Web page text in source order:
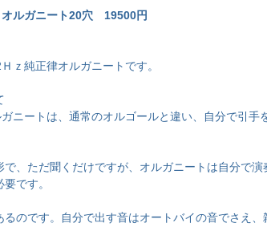
ルガニート20穴 19500円
ｚ純正律オルガニートです。
ニートは、通常のオルゴールと違い、自分で引手
、ただ聞くだけですが、オルガニートは自分で演
です。
のです。自分で出す音はオートバイの音でさえ、